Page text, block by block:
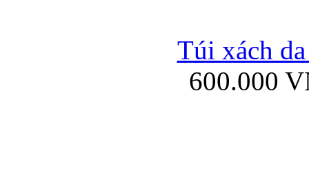
Ốp lưng Samsung
Túi xách
600.000